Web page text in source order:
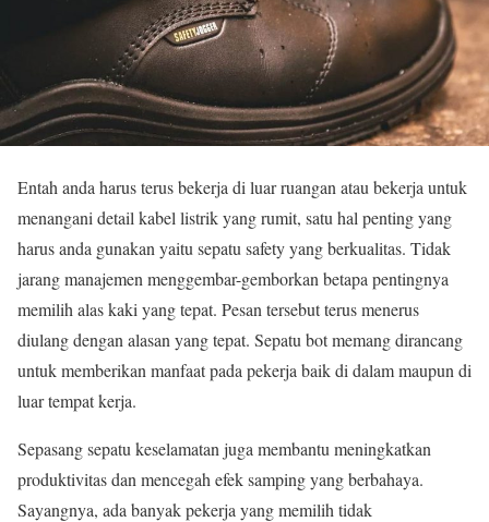
Entah anda harus terus bekerja di luar ruangan atau bekerja untuk
menangani detail kabel listrik yang rumit, satu hal penting yang
harus anda gunakan yaitu sepatu safety yang berkualitas. Tidak
jarang manajemen menggembar-gemborkan betapa pentingnya
memilih alas kaki yang tepat. Pesan tersebut terus menerus
diulang dengan alasan yang tepat. Sepatu bot memang dirancang
untuk memberikan manfaat pada pekerja baik di dalam maupun di
luar tempat kerja.
Sepasang sepatu keselamatan juga membantu meningkatkan
produktivitas dan mencegah efek samping yang berbahaya.
Sayangnya, ada banyak pekerja yang memilih tidak